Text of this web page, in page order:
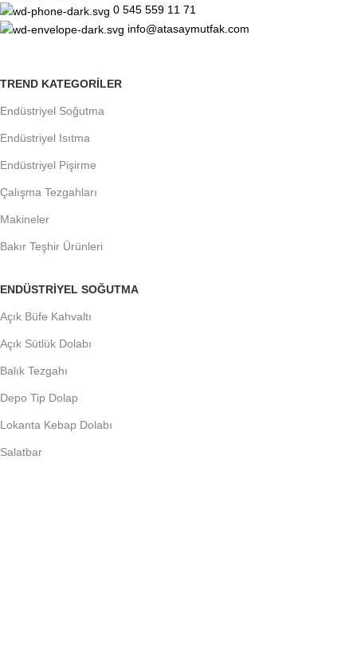
0 545 559 11 71
info@atasaymutfak.com
TREND KATEGORILER
Endüstriyel Soğutma
Endüstriyel Isıtma
Endüstriyel Pişirme
Çalışma Tezgahları
Makineler
Bakır Teşhir Ürünleri
ENDÜSTRIYEL SOĞUTMA
Açık Büfe Kahvaltı
Açık Sütlük Dolabı
Balık Tezgahı
Depo Tip Dolap
Lokanta Kebap Dolabı
Salatbar